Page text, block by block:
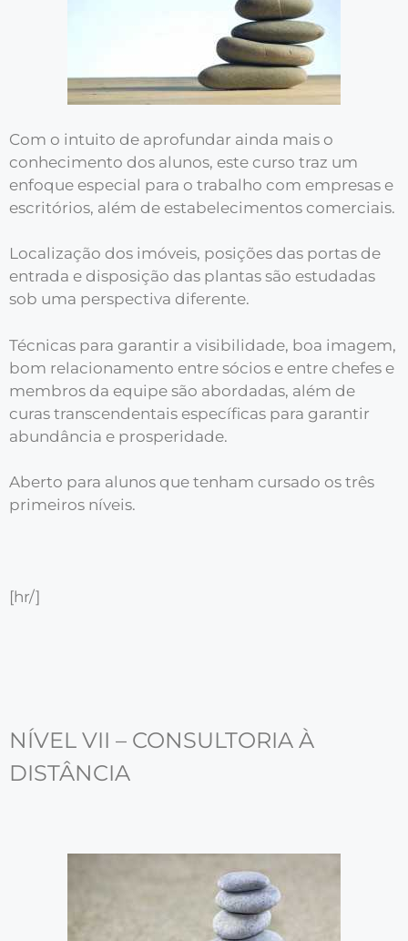
Com o intuito de aprofundar ainda mais o
conhecimento dos alunos, este curso traz um
enfoque especial para o trabalho com empresas e
escritórios, além de estabelecimentos comerciais.
Localização dos imóveis, posições das portas de
entrada e disposição das plantas são estudadas
sob uma perspectiva diferente.
Técnicas para garantir a visibilidade, boa imagem,
bom relacionamento entre sócios e entre chefes e
membros da equipe são abordadas, além de
curas transcendentais específicas para garantir
abundância e prosperidade.
Aberto para alunos que tenham cursado os três
primeiros níveis.
[hr/]
NÍVEL VII – CONSULTORIA À
DISTÂNCIA